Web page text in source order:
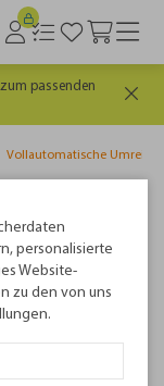
passenden
Vollautomatische
personalisierte
Website-
zu den von uns